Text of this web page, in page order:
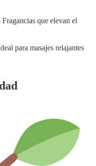
que elevan el
para masajes relajantes